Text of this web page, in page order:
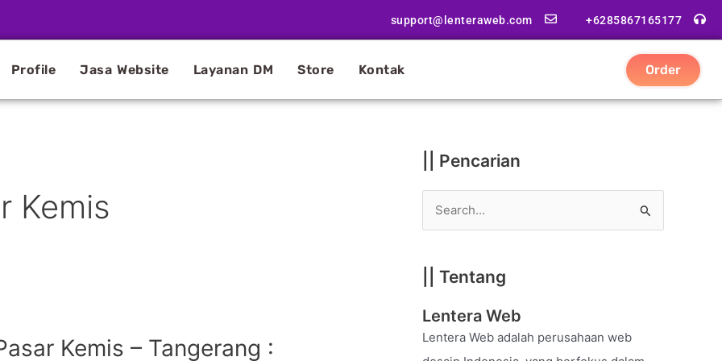
support@lenteraweb.com +6285867165177
Profile Jasa Website Layanan DM Store Kontak Order
Kemis
Kemis – Tangerang :
|| Pencarian
r
c
h
|| Tentang
Lentera Web
Lentera Web adalah perusahaan web
|
t
g
i